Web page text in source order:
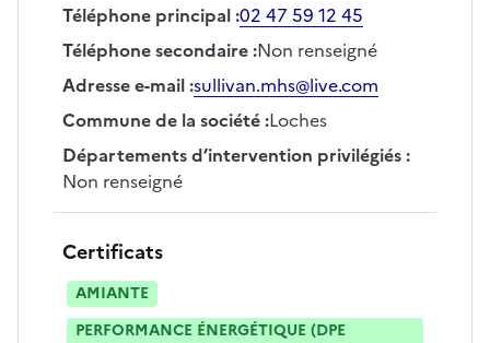
Téléphone principal:02 47 59 12 45
Téléphone secondaire:Non renseigné
Adresse e-mail:sullivan.mhs@live.com
Commune de la société:Loches
Départements d’intervention privilégiés:
Non renseigné
Certificats
AMIANTE
PERFORMANCE ÉNERGÉTIQUE (DPE